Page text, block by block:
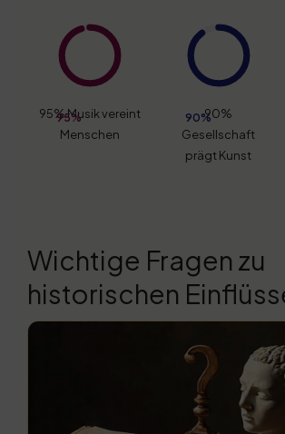
95%
95% Musik vereint
Menschen
90%90%
Gesellschaft
prägt Kunst
Wichtige Fragen zu
historischen